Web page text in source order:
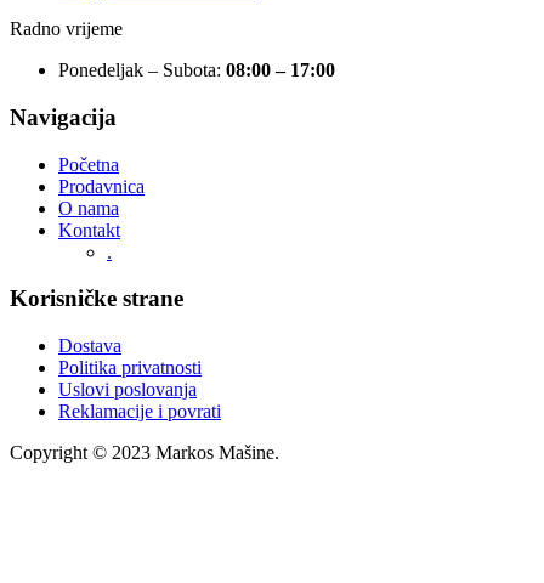
Radno vrijeme
Ponedeljak – Subota: 08:00 – 17:00
Navigacija
Početna
Prodavnica
O nama
Kontakt
.
Korisničke strane
Dostava
Politika privatnosti
Uslovi poslovanja
Reklamacije i povrati
Copyright © 2023 Markos Mašine.